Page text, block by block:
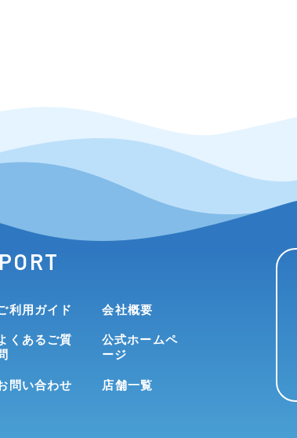
利用ガイド
くあるご質
問い合わせ
会社概要
公式ホームペ
ージ
店舗一覧